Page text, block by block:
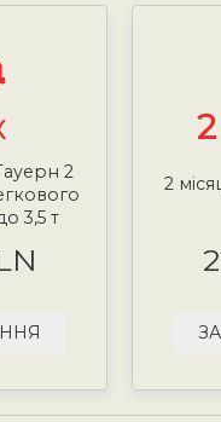
2
3,5 т
2
2